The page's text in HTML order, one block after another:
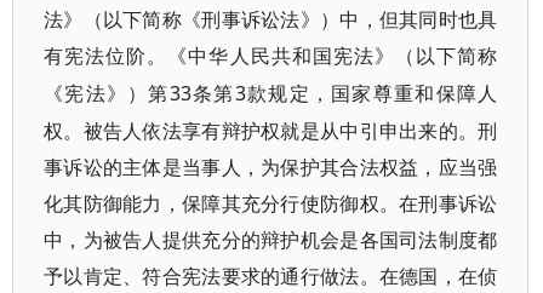
法》（以下简称《刑事诉讼法》）中，但其同时也具
有宪法位阶。《中华人民共和国宪法》（以下简称
《宪法》）第33条第3款规定，国家尊重和保障人
权。被告人依法享有辩护权就是从中引申出来的。刑
事诉讼的主体是当事人，为保护其合法权益，应当强
化其防御能力，保障其充分行使防御权。在刑事诉讼
中，为被告人提供充分的辩护机会是各国司法制度都
予以肯定、符合宪法要求的通行做法。在德国，在侦